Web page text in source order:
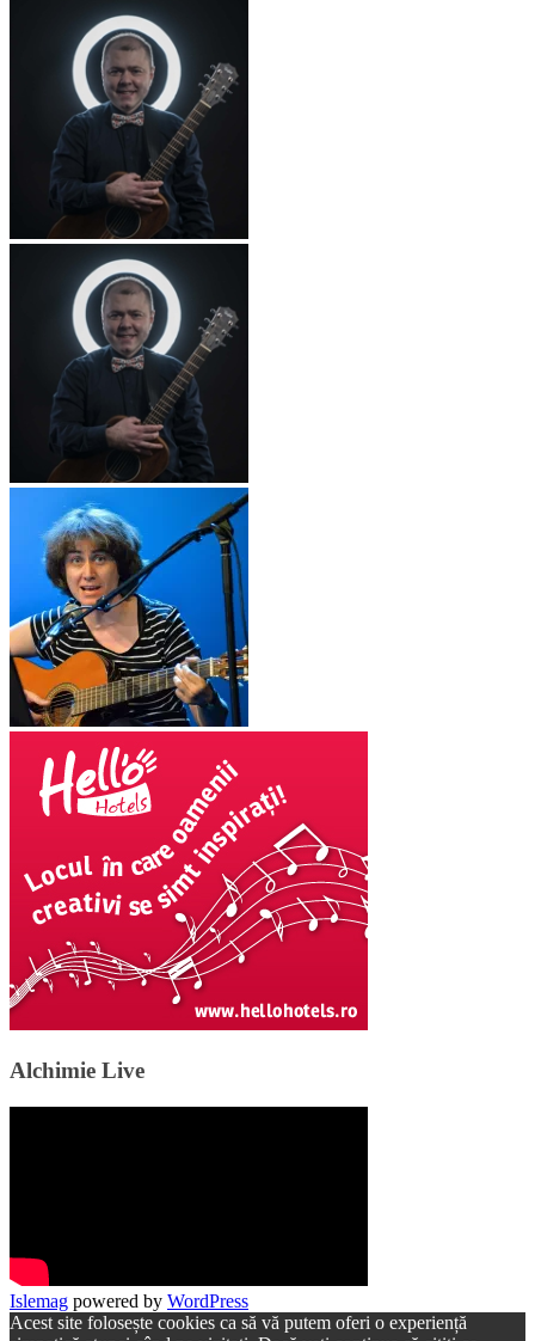
Alchimie Live
Islemag powered by WordPress
Acest site folosește cookies ca să vă putem oferi o experiență